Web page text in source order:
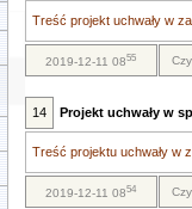
Treść projekt uchwały w
2019-12-11 0855
14 Projekt uchwały w
Treść projektu uchwały w
2019-12-11 0854